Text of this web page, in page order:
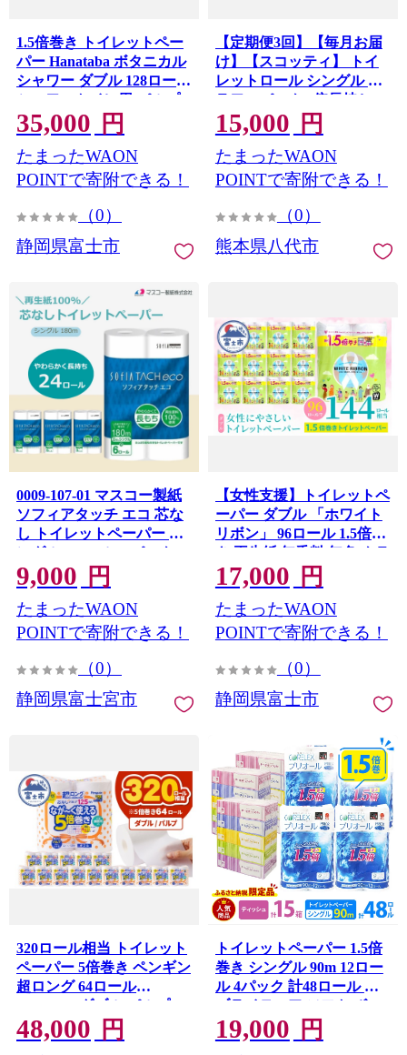
1.5倍巻き トイレットペー
パー Hanataba ボタニカル
シャワー ダブル 128ロール
シャワートイレ用 パルプ
100％ 吸水性 長持ち ジャ
スミンの香り 消臭 192ロー
ル相当 備蓄 日用品 消耗品
富士市 [sf002-604]
35,000 円
たまったWAON
POINTで寄附できる！
（0）
静岡県富士市
【定期便3回】【毎月お届
け】【スコッティ】 トイ
レットロール シングル フ
ラワーパック 3倍長持ち 4
ロール 計12ロール 香りつ
き トイレットペーパー 日
用品 生活必需品 防災備蓄
ストック 備蓄 新生活 防災
品 熊本県 八代市
15,000 円
たまったWAON
POINTで寄附できる！
（0）
熊本県八代市
0009-107-01 マスコー製紙
ソフィアタッチ エコ 芯な
し トイレットペーパー シ
ングル 6ロール×4パック
24ロール 180m
9,000 円
たまったWAON
POINTで寄附できる！
（0）
静岡県富士宮市
【女性支援】トイレットペ
ーパー ダブル 「ホワイト
リボン」 96ロール 1.5倍巻
き 再生紙 無香料 無色 クラ
フト包装 ジョイセフ・ホ
ワイトリボン運動寄付 生
活必需品 [sf068-037]
17,000 円
たまったWAON
POINTで寄附できる！
（0）
静岡県富士市
320ロール相当 トイレット
ペーパー 5倍巻き ペンギン
超ロング 64ロール
(4R×16P) ダブル パルプ (1
ロール 125m) 備蓄 防災 長
巻き 芯なし 無地 無香料 日
48,000 円
トイレットペーパー 1.5倍
巻き シングル 90m 12ロー
ル 4パック 計48ロール &
ブライティア ソフト ボッ
クスティッシュ 200組 400
枚 15箱 (5箱×3) セット
19,000 円